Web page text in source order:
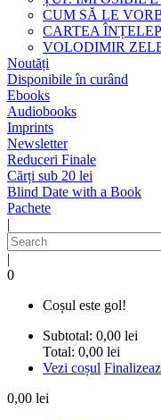
CUM SĂ LE
CARTEA
VOLODIMIR
Noutăți
Disponibile în curând
Ebooks
Audiobooks
Imprints
Newsletter
Reduceri Finale
Cărți sub 20 lei
Blind Date with a Book
Pachete
|
|
0
Coșul este gol!
Subtotal: 0,00 lei
Total: 0,00 lei
Vezi coșul
0,00 lei